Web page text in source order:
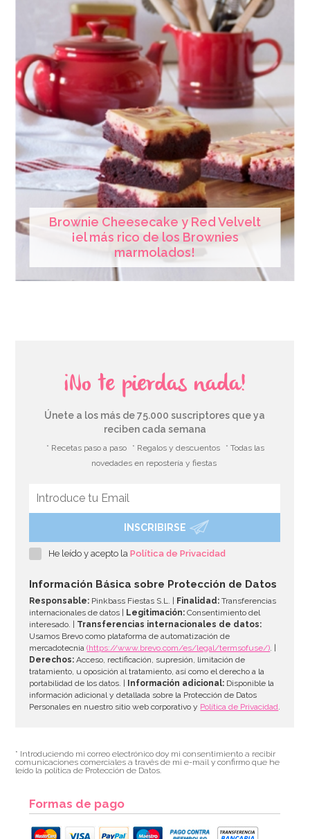
Brownie Cheesecake y Red Velvelt
¡el más rico de los Brownies
marmolados!
¡No te pierdas nada!
Únete a los más de 75.000 suscriptores que ya
reciben cada semana
* Recetas paso a paso * Regalos y descuentos
* Todas las
novedades en repostería y fiestas
INSCRIBIRSE
He leído y acepto laPolítica de Privacidad
Información Básica sobre Protección de Datos
Responsable: Pinkbass Fiestas S.L. | Finalidad: Transferencias
internacionales de datos | Legitimación: Consentimiento del
interesado. | Transferencias internacionales de datos:
Usamos Brevo como plataforma de automatización de
mercadotecnia(https://www.brevo.com/es/legal/termsofuse/) . |
Derechos: Acceso, rectificación, supresión, limitación de
tratamiento, u oposición al tratamiento, así como el derecho a la
portabilidad de los datos. | Información adicional: Disponible la
información adicional y detallada sobre la Protección de Datos
Personales en nuestro sitio web corporativo y Política de Privacidad
* Introduciendo mi correo electrónico doy mi consentimiento a recibir
comunicaciones comerciales a través de mi e-mail y confirmo que he
leído la política de Protección de Datos.
Formas de pago